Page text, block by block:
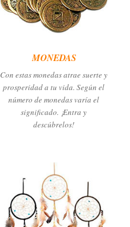
MONEDAS
Con estas monedas atrae suerte y
prosperidad a tu vida. Según el
número de monedas varía el
significado. ¡Entra y
descúbrelos!